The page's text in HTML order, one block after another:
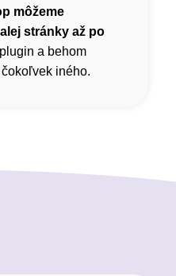
môžeme
stránky až po
a behom
iného.